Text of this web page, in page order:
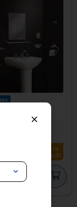
klass (7 und)
Ahorra
186.01
Ver producto